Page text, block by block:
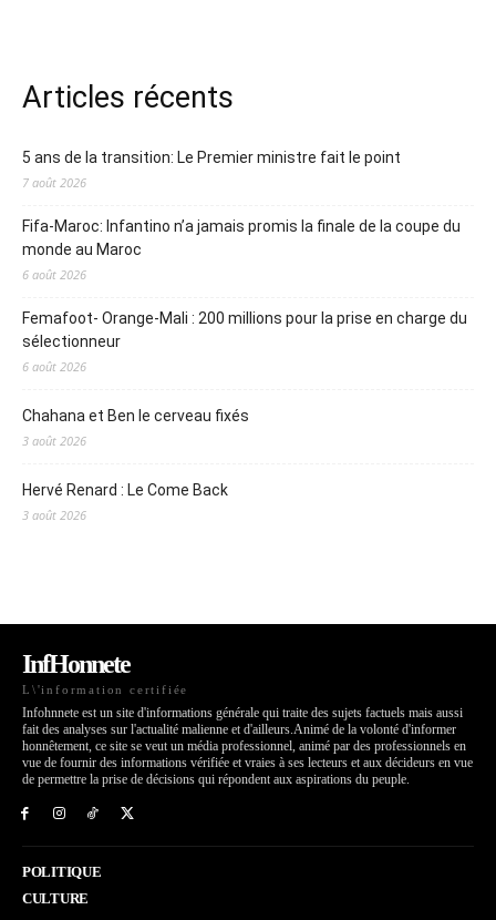
Articles récents
5 ans de la transition: Le Premier ministre fait le point
7 août 2026
Fifa-Maroc: Infantino n’a jamais promis la finale de la coupe du
monde au Maroc
6 août 2026
Femafoot- Orange-Mali : 200 millions pour la prise en charge du
sélectionneur
6 août 2026
Chahana et Ben le cerveau fixés
3 août 2026
Hervé Renard : Le Come Back
3 août 2026
InfHonnete
L\'information certifiée
Infohnnete est un site d'informations générale qui traite des sujets factuels mais aussi
fait des analyses sur l'actualité malienne et d'ailleurs.Animé de la volonté d'informer
honnêtement, ce site se veut un média professionnel, animé par des professionnels en
vue de fournir des informations vérifiée et vraies à ses lecteurs et aux décideurs en vue
de permettre la prise de décisions qui répondent aux aspirations du peuple.
POLITIQUE
CULTURE